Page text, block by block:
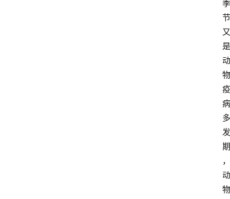
季
节
又
是
动
物
疫
病
多
发
期
，
动
物